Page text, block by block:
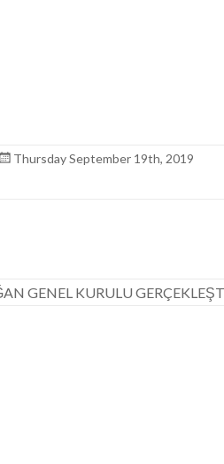
Thursday September 19th, 2019
GENEL KURULU